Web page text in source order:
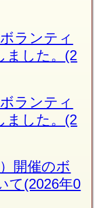
ランティ
ました。(2
ランティ
ました。(2
開催のボ
て(2026年0